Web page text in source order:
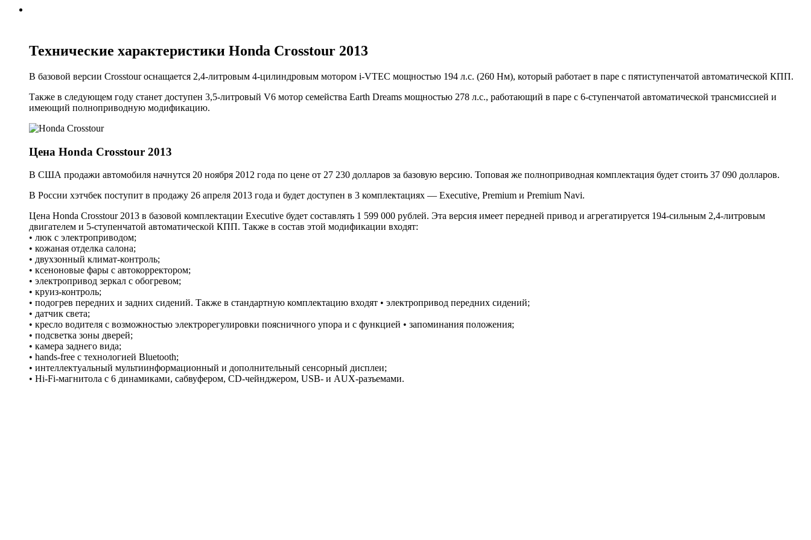
Технические характеристики Honda Crosstour 2013
В базовой версии Crosstour оснащается 2,4-литровым 4-цилиндровым мотором i-VTEC мощностью 194 л.с. (260 Нм), который работает в паре с пятиступенчатой автоматической КПП.
Также в следующем году станет доступен 3,5-литровый V6 мотор семейства Earth Dreams мощностью 278 л.с., работающий в паре с 6-ступенчатой автоматической трансмиссией и
имеющий полноприводную модификацию.
Цена Honda Crosstour 2013
В США продажи автомобиля начнутся 20 ноября 2012 года по цене от 27 230 долларов за базовую версию. Топовая же полноприводная комплектация будет стоить 37 090 долларов.
В России хэтчбек поступит в продажу 26 апреля 2013 года и будет доступен в 3 комплектациях — Executive, Premium и Premium Navi.
Цена Honda Crosstour 2013 в базовой комплектации Executive будет составлять 1 599 000 рублей. Эта версия имеет передней привод и агрегатируется 194-сильным 2,4-литровым
двигателем и 5-ступенчатой автоматической КПП. Также в состав этой модификации входят:
• люк с электроприводом;
• кожаная отделка салона;
• двухзонный климат-контроль;
• ксеноновые фары с автокорректором;
• электропривод зеркал с обогревом;
• круиз-контроль;
• подогрев передних и задних сидений. Также в стандартную комплектацию входят • электропривод передних сидений;
• датчик света;
• кресло водителя с возможностью электрорегулировки поясничного упора и с функцией • запоминания положения;
• подсветка зоны дверей;
• камера заднего вида;
• hands-free с технологией Bluetooth;
• интеллектуальный мультиинформационный и дополнительный сенсорный дисплеи;
• Hi-Fi-магнитола с 6 динамиками, сабвуфером, CD-чейнджером, USB- и AUX-разъемами.